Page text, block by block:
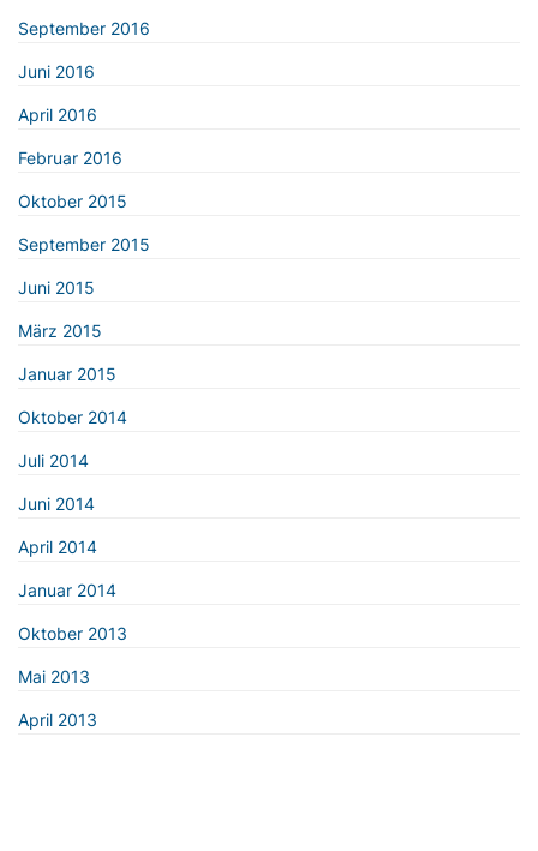
September 2016
Juni 2016
April 2016
Februar 2016
Oktober 2015
September 2015
Juni 2015
März 2015
Januar 2015
Oktober 2014
Juli 2014
Juni 2014
April 2014
Januar 2014
Oktober 2013
Mai 2013
April 2013